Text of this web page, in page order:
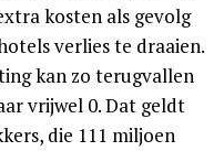
kosten als gevolg
verlies te draaien.
kan zo terugvallen
vrijwel 0. Dat geldt
die 111 miljoen